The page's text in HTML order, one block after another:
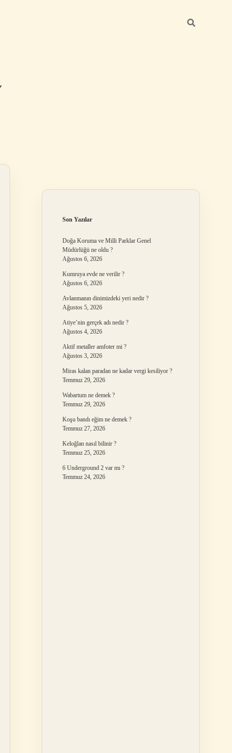
Son Yazılar
Doğa Koruma ve Milli Parklar Genel
Müdürlüğü ne oldu ?
Ağustos 6, 2026
Kumruya evde ne verilir ?
Ağustos 6, 2026
Avlanmanın dinimizdeki yeri nedir ?
Ağustos 5, 2026
Atiye’nin gerçek adı nedir ?
Ağustos 4, 2026
Aktif metaller amfoter mi ?
Ağustos 3, 2026
Miras kalan paradan ne kadar vergi kesiliyor ?
Temmuz 29, 2026
Wabartum ne demek ?
Temmuz 29, 2026
Koşu bandı eğim ne demek ?
Temmuz 27, 2026
Keloğlan nasıl bilinir ?
Temmuz 25, 2026
6 Underground 2 var mı ?
Temmuz 24, 2026